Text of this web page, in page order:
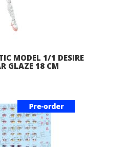
MODEL 1/1 DESIRE
GLAZE 18 CM